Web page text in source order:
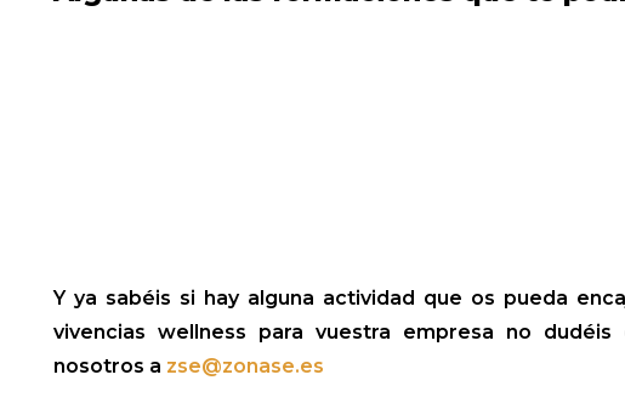
Y ya sabéis si hay alguna actividad que os pueda
vivencias wellness para vuestra empresa no
nosotros a zse@zonase.es